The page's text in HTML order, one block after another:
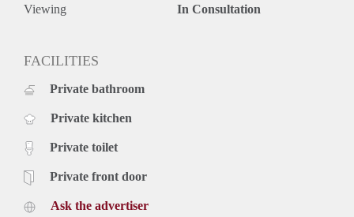
Viewing In Consultation
FACILITIES
Private bathroom
Private kitchen
Private toilet
Private front door
Ask the advertiser